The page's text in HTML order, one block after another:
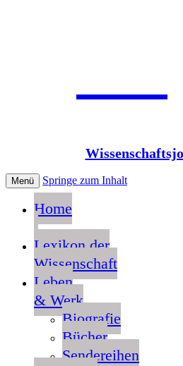
Menü Springe zum Inhalt
Home
Lexikon der
Wissenschaft
Leben
& Werk
Biografie
Bücher
Sendereihen